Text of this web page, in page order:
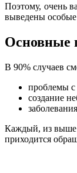
Поэтому, очень
выведены особые
Основные
В 90% случаев
проблемы
создание
Каждый, из выше
приходится